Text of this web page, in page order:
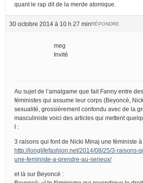
quant le rap dit de la merde atomique.
30 octobre 2014 à 10 h 27 minRÉPONDRE
meg
Invité
Au sujet de l’amalgame que fait Fanny entre
féministes qui assume leur corps (Beyoncé,
sexualité, grossièrement confondu avec de la
masculiniste voici des articles qui mettent
I :
3 raisons qui font de Nicki Minaj une féministe
http://longlifefashion.net/2014/08/25/3-raisons-
une-feministe-a-prendre-au-serieux/
et là sur Beyoncé :